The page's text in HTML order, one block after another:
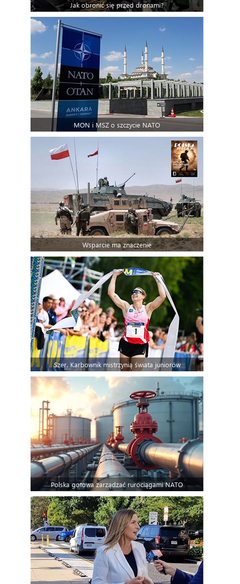
Jak obronić się przed dronami?
MON i MSZ o szczycie NATO
Wsparcie ma znaczenie
Szer. Karbownik mistrzynią świata juniorów
Polska gotowa zarządzać rurociągami NATO